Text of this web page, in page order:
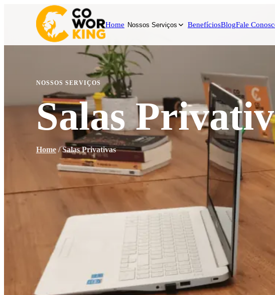
Home Nossos Serviços BenefíciosBlogFale
NOSSOS SERVIÇOS
Salas
Home /Salas Privativas